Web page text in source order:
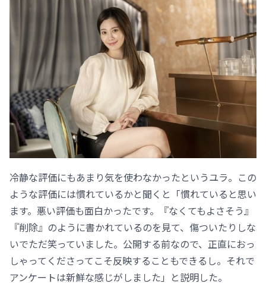
冷静な評価にもあまり気を使わなかったというユラ。この
ような評価には慣れているかと聞くと「慣れていると思い
ます。悪い評価も面白かったです。『なくてもよさそう』
『削除』のように書かれているのを見て、傷ついたりしな
いでただ笑っていました。公開する前なので、正直におっ
しゃってくださってこそ反映することもできるし。それで
アンケートは新鮮な感じがしました」と説明した。